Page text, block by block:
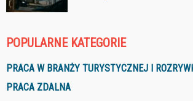
POPULARNE KATEGORIE
PRACA W BRANŻY TURYSTYCZNEJ I
PRACA ZDALNA